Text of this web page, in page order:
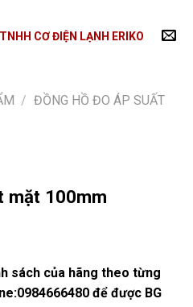
CƠ ĐIỆN LẠNH ERIKO
/ ĐỒNG HỒ ĐO ÁP SUẤT
mặt 100mm
sách của hãng theo từng
0984666480 để được BG